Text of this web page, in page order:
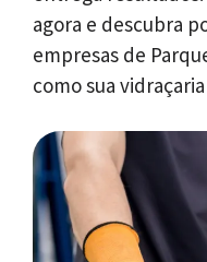
agora e descubra
empresas de
como sua